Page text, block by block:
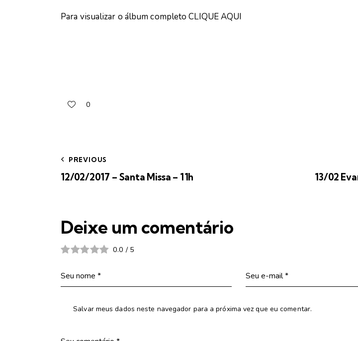
Para visualizar o álbum completoCLIQUE AQUI
0
PREVIOUS
12/02/2017 – Santa Missa – 11h 13/02
Deixe um comentário
0.0 / 5
Salvar meus dados neste navegador para a próxima vez que eu comentar.